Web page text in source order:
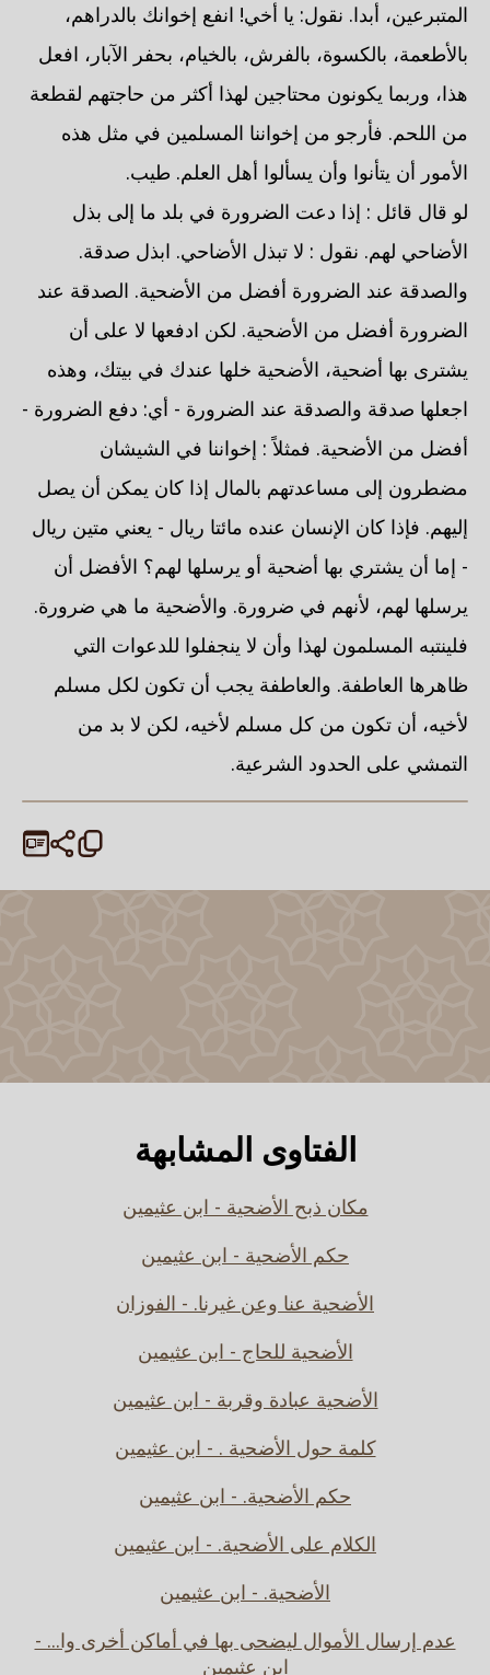
المتبرعين، أبدا. نقول: يا أخي! انفع إخوانك بالدراهم،
بالأطعمة، بالكسوة، بالفرش، بالخيام، بحفر الآبار، افعل
هذا، وربما يكونون محتاجين لهذا أكثر من حاجتهم لقطعة
من اللحم. فأرجو من إخواننا المسلمين في مثل هذه
الأمور أن يتأنوا وأن يسألوا أهل العلم. طيب.
لو قال قائل : إذا دعت الضرورة في بلد ما إلى بذل
الأضاحي لهم. نقول : لا تبذل الأضاحي. ابذل صدقة.
والصدقة عند الضرورة أفضل من الأضحية. الصدقة عند
الضرورة أفضل من الأضحية. لكن ادفعها لا على أن
يشترى بها أضحية، الأضحية خلها عندك في بيتك، وهذه
اجعلها صدقة والصدقة عند الضرورة - أي: دفع الضرورة -
أفضل من الأضحية. فمثلاً : إخواننا في الشيشان
مضطرون إلى مساعدتهم بالمال إذا كان يمكن أن يصل
إليهم. فإذا كان الإنسان عنده مائتا ريال - يعني متين ريال
- إما أن يشتري بها أضحية أو يرسلها لهم؟ الأفضل أن
يرسلها لهم، لأنهم في ضرورة. والأضحية ما هي ضرورة.
فلينتبه المسلمون لهذا وأن لا ينجفلوا للدعوات التي
ظاهرها العاطفة. والعاطفة يجب أن تكون لكل مسلم
لأخيه، أن تكون من كل مسلم لأخيه، لكن لا بد من
التمشي على الحدود الشرعية.
الفتاوى المشابهة
مكان ذبح الأضحية - ابن عثيمين
حكم الأضحية - ابن عثيمين
الأضحية عنا وعن غيرنا. - الفوزان
الأضحية للحاج - ابن عثيمين
الأضحية عبادة وقربة - ابن عثيمين
كلمة حول الأضحية . - ابن عثيمين
حكم الأضحية. - ابن عثيمين
الكلام على الأضحية. - ابن عثيمين
الأضحية. - ابن عثيمين
عدم إرسال الأموال ليضحى بها في أماكن أخرى وا... -
ابن عثيمين